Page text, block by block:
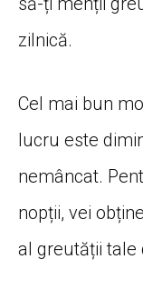
zilnică.
Cel mai bun
lucru este
nemâncat.
nopții, vei
al greutății tale